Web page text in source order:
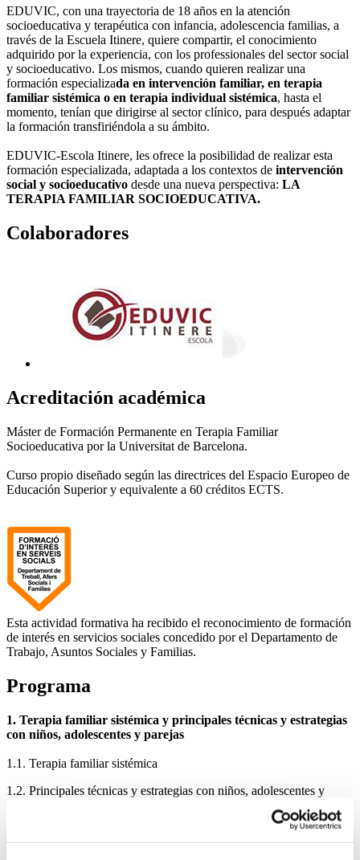
EDUVIC, con una trayectoria de 18 años en la atención
socioeducativa y terapéutica con infancia, adolescencia familias, a
través de la Escuela Itinere, quiere compartir, el conocimiento
adquirido por la experiencia, con los professionales del sector social
y socioeducativo. Los mismos, cuando quieren realizar una
formación especializada en intervención familiar, en terapia
familiar sistémica o en terapia individual sistémica, hasta el
momento, tenían que dirigirse al sector clínico, para después adaptar
la formación transfiriéndola a su ámbito.
EDUVIC-Escola Itinere, les ofrece la posibilidad de realizar esta
formación especializada, adaptada a los contextos de intervención
social y socioeducativo desde una nueva perspectiva: LA
TERAPIA FAMILIAR SOCIOEDUCATIVA.
Colaboradores
Acreditación académica
Máster de Formación Permanente en Terapia Familiar
Socioeducativa por la Universitat de Barcelona.
Curso propio diseñado según las directrices del Espacio Europeo de
Educación Superior y equivalente a 60 créditos ECTS.
Esta actividad formativa ha recibido el reconocimiento de formación
de interés en servicios sociales concedido por el Departamento de
Trabajo, Asuntos Sociales y Familias.
Programa
1. Terapia familiar sistémica y principales técnicas y estrategias
con niños, adolescentes y parejas
1.1. Terapia familiar sistémica
1.2. Principales técnicas y estrategias con niños, adolescentes y
Teorías de la complejidad
Terapia familiar con niños